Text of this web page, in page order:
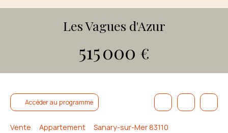
Les Vagues d'Azur
515 000 €
Accéder au programme
Vente Appartement
Sanary-sur-Mer 83110